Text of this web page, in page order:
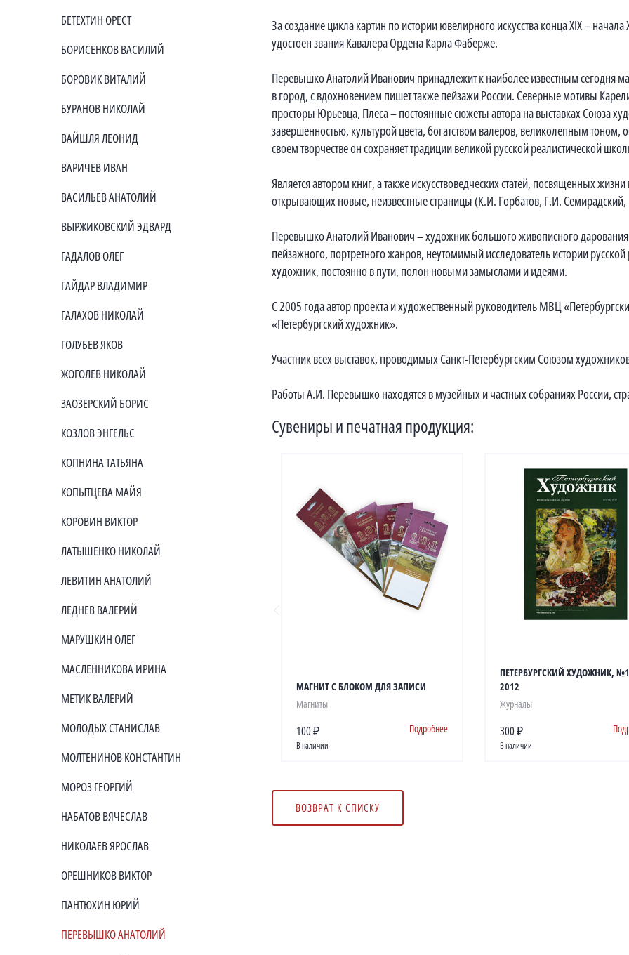
БЕТЕХТИН ОРЕСТ
БОРИСЕНКОВ ВАСИЛИЙ
БОРОВИК ВИТАЛИЙ
БУРАНОВ НИКОЛАЙ
ВАЙШЛЯ ЛЕОНИД
ВАРИЧЕВ ИВАН
ВАСИЛЬЕВ АНАТОЛИЙ
ВЫРЖИКОВСКИЙ ЭДВАРД
ГАДАЛОВ ОЛЕГ
ГАЙДАР ВЛАДИМИР
ГАЛАХОВ НИКОЛАЙ
ГОЛУБЕВ ЯКОВ
ЖОГОЛЕВ НИКОЛАЙ
ЗАОЗЕРСКИЙ БОРИС
КОЗЛОВ ЭНГЕЛЬС
КОПНИНА ТАТЬЯНА
КОПЫТЦЕВА МАЙЯ
КОРОВИН ВИКТОР
ЛАТЫШЕНКО НИКОЛАЙ
ЛЕВИТИН АНАТОЛИЙ
ЛЕДНЕВ ВАЛЕРИЙ
МАРУШКИН ОЛЕГ
МАСЛЕННИКОВА ИРИНА
МЕТИК ВАЛЕРИЙ
МОЛОДЫХ СТАНИСЛАВ
МОЛТЕНИНОВ КОНСТАНТИН
МОРОЗ ГЕОРГИЙ
НАБАТОВ ВЯЧЕСЛАВ
НИКОЛАЕВ ЯРОСЛАВ
ОРЕШНИКОВ ВИКТОР
ПАНТЮХИН ЮРИЙ
ПЕРЕВЫШКО АНАТОЛИЙ
За создание цикла картин по истории ювелирного искусства конца XIX –
удостоен звания Кавалера Ордена Карла Фаберже.
Перевышко Анатолий Иванович принадлежит к наиболее известным сегодня
в город, с вдохновением пишет также пейзажи России. Северные мотивы
просторы Юрьевца, Плеса – постоянные сюжеты автора на выставках Союза
завершенностью, культурой цвета, богатством валеров, великолепным
своем творчестве он сохраняет традиции великой русской реалистической
Является автором книг, а также искусствоведческих статей, посвященных
открывающих новые, неизвестные страницы (К.И. Горбатов, Г.И.
Перевышко Анатолий Иванович – художник большого живописного
пейзажного, портретного жанров, неутомимый исследователь истории
художник, постоянно в пути, полон новыми замыслами и идеями.
С 2005 года автор проекта и художественный руководитель МВЦ
«Петербургский художник».
Участник всех выставок, проводимых Санкт-Петербургским Союзом
Работы А.И. Перевышко находятся в музейных и частных собраниях России,
Сувениры и печатная продукция:
МАГНИТ С БЛОКОМ ДЛЯ ЗАПИСИ
Магниты
100 ₽ Подробнее
В наличии
ПЕТЕРБУРГСКИЙ ХУДОЖНИК,
2012
Журналы
300 ₽
В наличии
ВОЗВРАТ К СПИСКУ